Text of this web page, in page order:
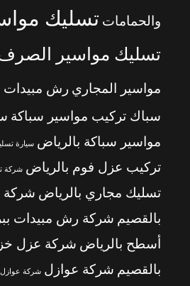
والحمامات تسليك
تسليك مواسير
مواسير المجاري رش مبيدات
سباك تركيب مواسير سباكة
مواسير سباكة بالرياض سيارة
تركيب عزل فوم بالرياض شركة
تسليك مجاري بالرياض شركة
بالقصيم شركة رش مبيدات
أسطح بالرياض شركة عزل
بالقصيم شركة عوازل شركة عوازل